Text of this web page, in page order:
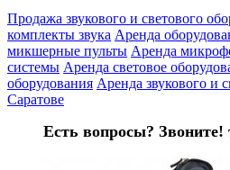
Продажа звукового и светового
комплекты звука Аренда
микшерные пульты Аренда
системы Аренда световое
оборудования Аренда звукового и
Саратове
Есть вопросы? Звоните!